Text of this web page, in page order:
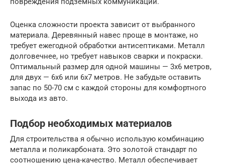
Оценка сложности проекта зависит от выбранного
материала. Деревянный навес проще в монтаже, но
требует ежегодной обработки антисептиками. Металл
долговечнее, но требует навыков сварки и покраски.
Оптимальный размер для одной машины — 3х6 метров,
для двух — 6х6 или 6х7 метров. Не забудьте оставить
запас по 50-70 см с каждой стороны для комфортного
выхода из авто.
Подбор необходимых материалов
Для строительства я обычно использую комбинацию
металла и поликарбоната. Это золотой стандарт по
соотношению цена-качество. Металл обеспечивает